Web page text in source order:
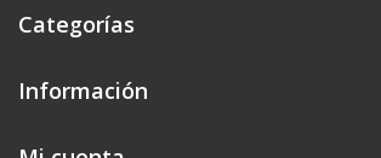
Categorías
Información